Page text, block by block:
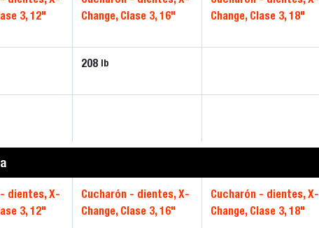
3, 12"
Change, Clase 3, 16"
Change, Clase 3, 18"
208 lb
dientes, X-
3, 12"
Cucharón - dientes, X-
Change, Clase 3, 16"
Cucharón - dientes, X-
Change, Clase 3, 18"